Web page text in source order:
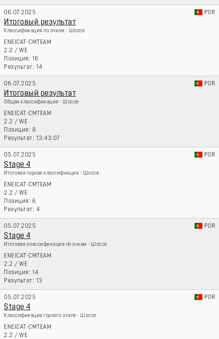
06.07.2025 POR
Итоговый результат
Классификация по очкам - Шоссе
ENEICAT-CMTEAM
2.2 / WE
16
14
06.07.2025 POR
Итоговый результат
Общая классификация - Шоссе
ENEICAT-CMTEAM
2.2 / WE
8
13:43:07
05.07.2025 POR
Stage 4
Итоговая горная классифиация - Шоссе
ENEICAT-CMTEAM
2.2 / WE
6
4
05.07.2025 POR
Stage 4
Итоговая классификация по очкам - Шоссе
ENEICAT-CMTEAM
2.2 / WE
14
13
05.07.2025 POR
Stage 4
Классификация горного этапа - Шоссе
ENEICAT-CMTEAM
2.2 / WE